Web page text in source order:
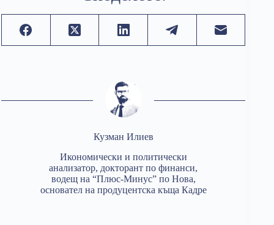
Кузман Илиев
Икономически и политически
анализатор, докторант по финанси,
водещ на “Плюс-Минус” по Нова,
основател на продуцентска къща Кадре